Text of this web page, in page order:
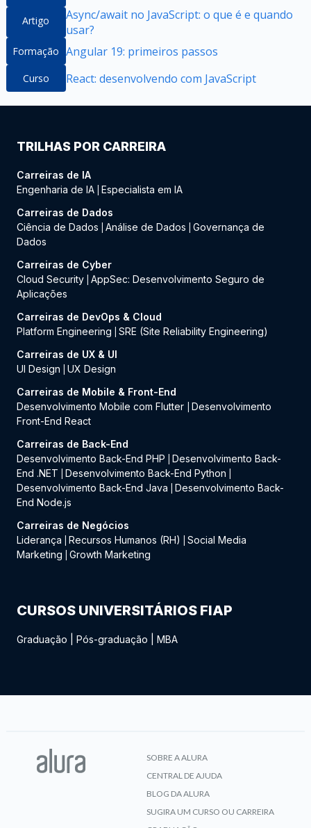
Artigo
Async/await no JavaScript: o que é e quando
usar?
Formação Angular 19: primeiros passos
Curso React: desenvolvendo com JavaScript
TRILHAS POR CARREIRA
Carreiras de IA
Engenharia de IA Especialista em IA
Carreiras de Dados
Ciência de Dados
Análise de Dados
Governança de
Dados
Carreiras de Cyber
Cloud Security AppSec: Desenvolvimento Seguro de
Aplicações
Carreiras de DevOps & Cloud
Platform Engineering
SRE (Site Reliability Engineering)
Carreiras de UX & UI
UI Design
UX Design
Carreiras de Mobile & Front-End
Desenvolvimento Mobile com Flutter
Desenvolvimento
Front-End React
Carreiras de Back-End
Desenvolvimento Back-End PHP
Desenvolvimento Back-
End .NET
Desenvolvimento Back-End Python
Desenvolvimento Back-End Java
Desenvolvimento Back-
End Node.js
Carreiras de Negócios
Liderança
Recursos Humanos (RH)
Social Media
Marketing
Growth Marketing
CURSOS UNIVERSITÁRIOS FIAP
Graduação Pós-graduação MBA
SOBRE A ALURA
CENTRAL DE AJUDA
BLOG DA ALURA
SUGIRA UM CURSO OU CARREIRA